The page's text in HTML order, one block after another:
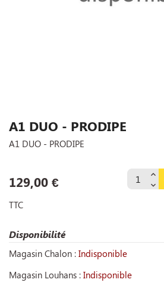
A1 DUO - PRODIPE
A1 DUO - PRODIPE
129,00 €
TTC
Disponibilité
Magasin Chalon : Indisponible
Magasin Louhans : Indisponible